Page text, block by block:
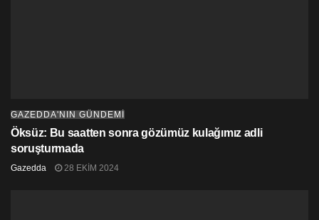
GAZEDDA'NIN GÜNDEMİ
Öksüz: Bu saatten sonra gözümüz kulağımız adli
soruşturmada
Gazedda 28 EKIM 2024